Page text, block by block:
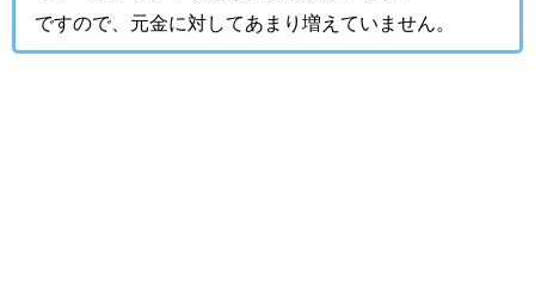
ですので、元金に対してあまり増えていません。